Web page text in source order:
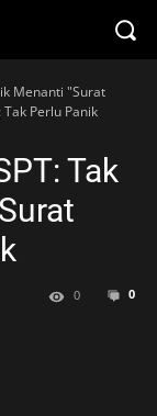
Menanti "Surat
Tak Perlu Panik
Tak
0
0